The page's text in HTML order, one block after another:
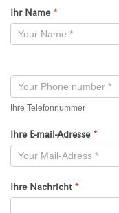
Kontaktformular
-
Ihr Name *
Ihre Telefonnummer
Ihre E-mail-Adresse *
Ihre Nachricht *